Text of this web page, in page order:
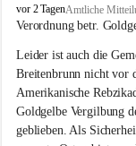
B
r
i
t
e
n
b
r
vor 2 TagenAmtliche
Verordnung betr.
Leider ist auch die
Breitenbrunn nicht vor
Amerikanische
Goldgelbe Vergilbung
geblieben. Als